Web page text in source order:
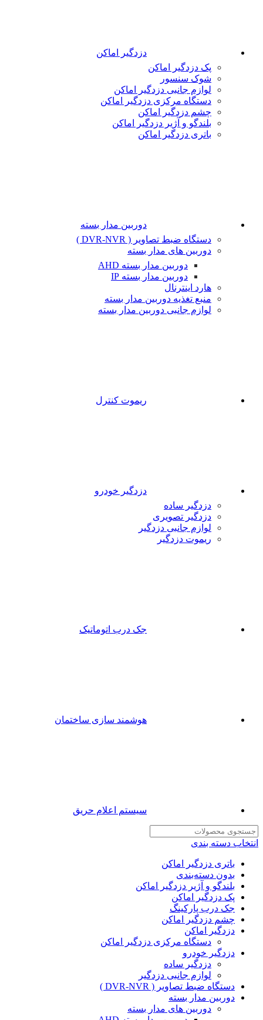
دزدگیر اماکن
پک دزدگیر اماکن
شوک سنسور
لوازم جانبی دزدگیر اماکن
دستگاه مرکزی دزدگیر اماکن
چشم دزدگیر اماکن
بلندگو و آژیر دزدگیر اماکن
باتری دزدگیر اماکن
دوربین مدار بسته
دستگاه ضبط تصاویر ( DVR-NVR )
دوربین های مدار بسته
دوربین مدار بسته AHD
دوربین مدار بسته IP
هارد اینترنال
منبع تغذیه دوربین مدار بسته
لوازم جانبی دوربین مدار بسته
ریموت کنترل
دزدگیر خودرو
دزدگیر ساده
دزدگیر تصویری
لوازم جانبی دزدگیر
ریموت دزدگیر
جک درب اتوماتیک
هوشمند سازی ساختمان
سیستم اعلام حریق
انتخاب دسته بندی
باتری دزدگیر اماکن
بدون دسته‌بندی
بلندگو و آژیر دزدگیر اماکن
پک دزدگیر اماکن
جک درب پارکینگ
چشم دزدگیر اماکن
دزدگیر اماکن
دستگاه مرکزی دزدگیر اماکن
دزدگیر خودرو
دزدگیر ساده
لوازم جانبی دزدگیر
دستگاه ضبط تصاویر ( DVR-NVR )
دوربین مدار بسته
دوربین های مدار بسته